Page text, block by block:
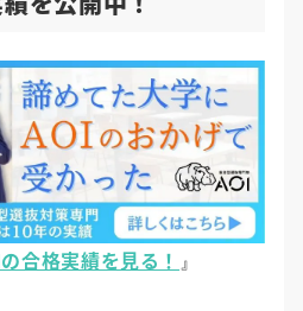
合格実績を見る！ 』